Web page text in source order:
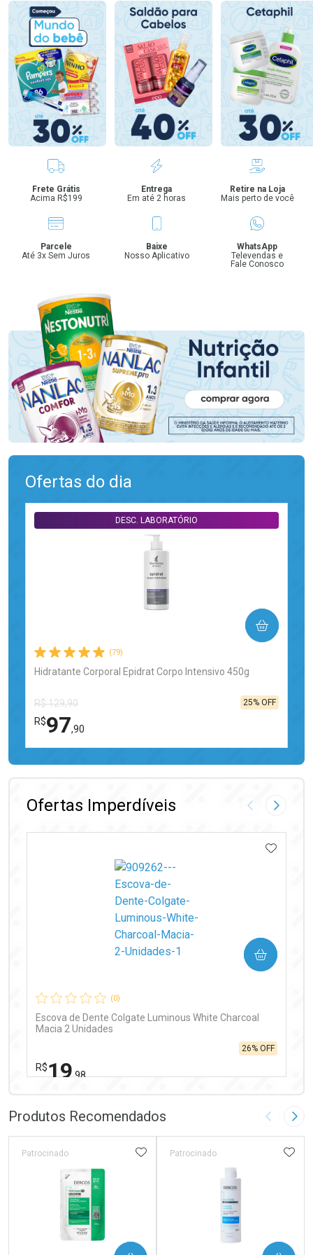
Benefícios
Frete Grátis
Acima R$199
Entrega
Em até 2 horas
Retire na Loja
Mais perto de você
Parcele
Até 3x Sem Juros
Baixe
Nosso Aplicativo
WhatsApp
Televendas e
Fale Conosco
Ofertas do dia
(79)
Hidratante Corporal Epidrat Corpo Intensivo 450g
DESC. LABORATÓRIO
R$ 129,90
R$97,90
25% OFF
COMPRAR
FECHAR
Ativar Desconto
Comprar sem Desconto
FECHAR
Comprar sem Desconto
Ofertas Imperdíveis Imagem
(0)
Escova de Dente Colgate Luminous White Charcoal
Macia 2 Unidades
R$19,98
26% OFF
COMPRAR
Laboratório
Ativar Desconto
Por Menos
Produtos Recomendados Imagem
Patrocinado ADICIONAR AOS FAVORITOS
Patrocinado